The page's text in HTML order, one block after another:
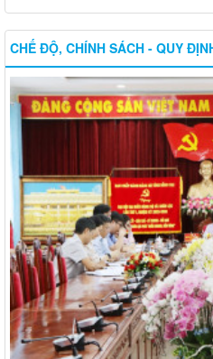
CHẾ ĐỘ, CHÍNH SÁCH - QUY